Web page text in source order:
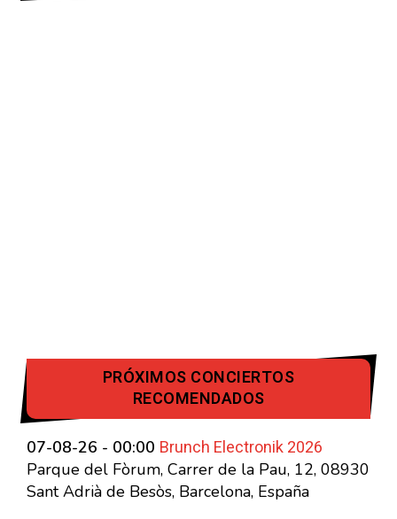
PRÓXIMOS CONCIERTOS
RECOMENDADOS
07-08-26 - 00:00 Brunch Electronik 2026
Parque del Fòrum, Carrer de la Pau, 12, 08930
Sant Adrià de Besòs, Barcelona, España